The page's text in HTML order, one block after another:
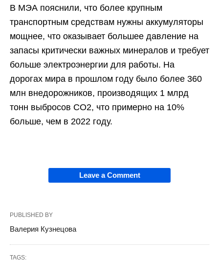
В МЭА пояснили, что более крупным
транспортным средствам нужны аккумуляторы
мощнее, что оказывает большее давление на
запасы критически важных минералов и требует
больше электроэнергии для работы. На
дорогах мира в прошлом году было более 360
млн внедорожников, производящих 1 млрд
тонн выбросов CO2, что примерно на 10%
больше, чем в 2022 году.
Leave a Comment
PUBLISHED BY
Валерия Кузнецова
TAGS: